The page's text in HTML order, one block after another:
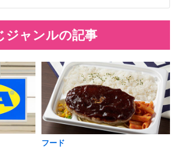
ジャンルの記事
フード